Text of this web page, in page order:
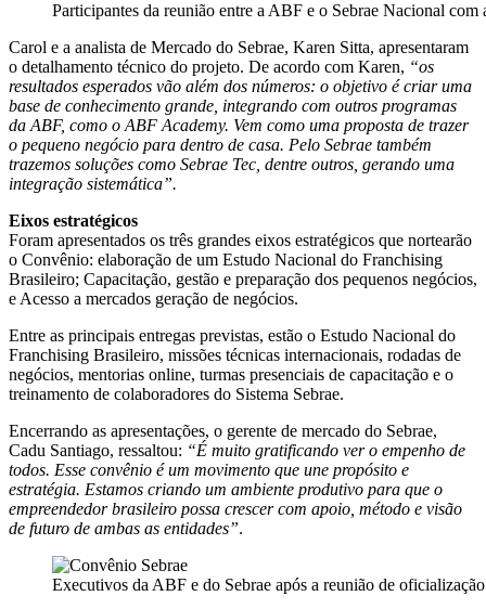
Participantes da reunião entre a ABF e o Sebrae Nacional com
Carol e a analista de Mercado do Sebrae, Karen Sitta, apresentaram
o detalhamento técnico do projeto. De acordo com Karen, “os
resultados esperados vão além dos números: o objetivo é criar uma
base de conhecimento grande, integrando com outros programas
da ABF, como o ABF Academy. Vem como uma proposta de trazer
o pequeno negócio para dentro de casa. Pelo Sebrae também
trazemos soluções como Sebrae Tec, dentre outros, gerando uma
integração sistemática”.
Eixos estratégicos
Foram apresentados os três grandes eixos estratégicos que nortearão
o Convênio: elaboração de um Estudo Nacional do Franchising
Brasileiro; Capacitação, gestão e preparação dos pequenos negócios,
e Acesso a mercados geração de negócios.
Entre as principais entregas previstas, estão o Estudo Nacional do
Franchising Brasileiro, missões técnicas internacionais, rodadas de
negócios, mentorias online, turmas presenciais de capacitação e o
treinamento de colaboradores do Sistema Sebrae.
Encerrando as apresentações, o gerente de mercado do Sebrae,
Cadu Santiago, ressaltou: “É muito gratificando ver o empenho de
todos. Esse convênio é um movimento que une propósito e
estratégia. Estamos criando um ambiente produtivo para que o
empreendedor brasileiro possa crescer com apoio, método e visão
de futuro de ambas as entidades”.
Executivos da ABF e do Sebrae após a reunião de